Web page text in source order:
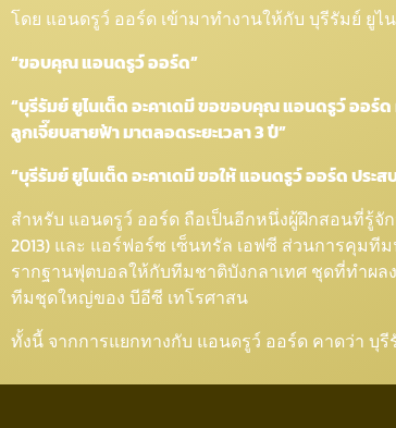
โดย แอนดรูว์ ออร์ด เข้ามาทำงานให้กับ บุรีรัมย์ ยูไ
“ขอบคุณ แอนดรูว์ ออร์ด”
“บุรีรัมย์ ยูไนเต็ด อะคาเดมี ขอขอบคุณ แอนดรูว์ ออร์
ลูกเจี๊ยบสายฟ้า มาตลอดระยะเวลา 3 ปี”
“บุรีรัมย์ ยูไนเต็ด อะคาเดมี ขอให้ แอนดรูว์ ออร์ด ประ
สำหรับ แอนดรูว์ ออร์ด ถือเป็นอีกหนึ่งผู้ฝึกสอนที่รู้จัก
2013) และ แอร์ฟอร์ซ เซ็นทรัล เอฟซี ส่วนการคุมที
รากฐานฟุตบอลให้กับทีมชาติบังกลาเทศ ชุดที่ทำผล
ทีมชุดใหญ่ของ บีอีซี เทโรศาสน
ทั้งนี้ จากการแยกทางกับ แอนดรูว์ ออร์ด คาดว่า บุ